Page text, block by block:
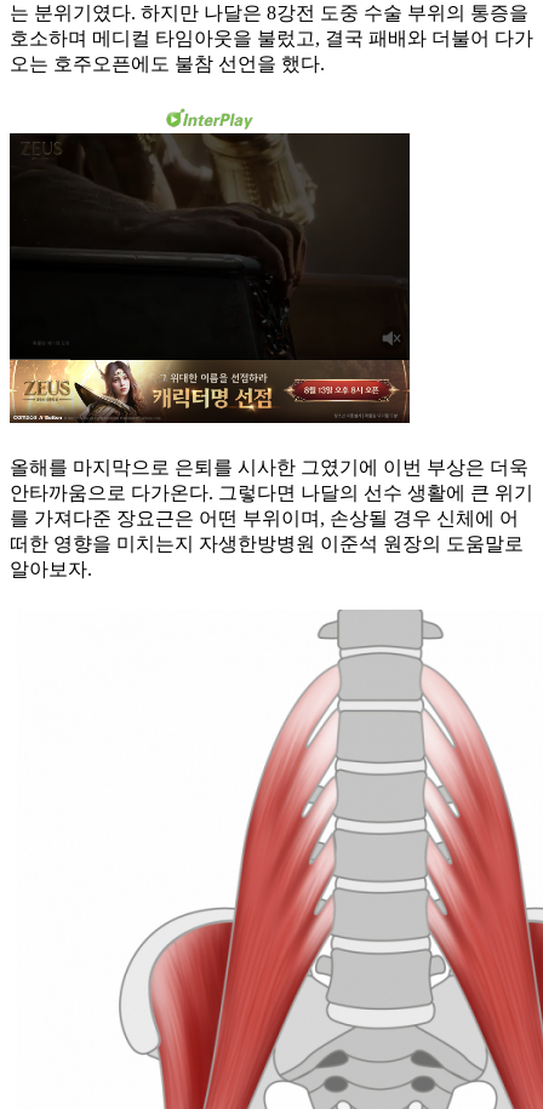
는 분위기였다. 하지만 나달은 8강전 도중 수술 부위의 통증을
호소하며 메디컬 타임아웃을 불렀고, 결국 패배와 더불어 다가
오는 호주오픈에도 불참 선언을 했다.
올해를 마지막으로 은퇴를 시사한 그였기에 이번 부상은 더욱
안타까움으로 다가온다. 그렇다면 나달의 선수 생활에 큰 위기
를 가져다준 장요근은 어떤 부위이며, 손상될 경우 신체에 어
떠한 영향을 미치는지 자생한방병원 이준석 원장의 도움말로
알아보자.